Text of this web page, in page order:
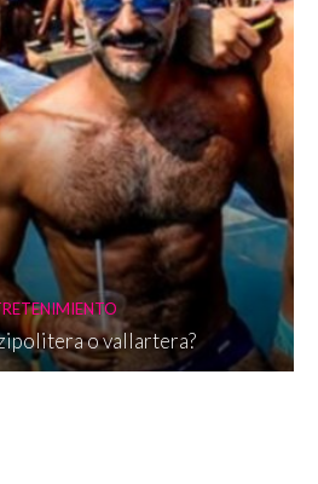
o vallartera?